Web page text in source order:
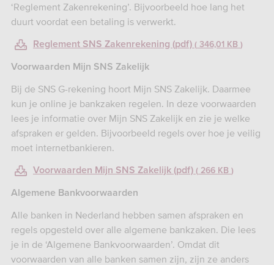
‘Reglement Zakenrekening’. Bijvoorbeeld hoe lang het
duurt voordat een betaling is verwerkt.
Reglement SNS Zakenrekening (pdf) 346,01 KB
Voorwaarden Mijn SNS Zakelijk
Bij de SNS G-rekening hoort Mijn SNS Zakelijk. Daarmee
kun je online je bankzaken regelen. In deze voorwaarden
lees je informatie over Mijn SNS Zakelijk en zie je welke
afspraken er gelden. Bijvoorbeeld regels over hoe je veilig
moet internetbankieren.
Voorwaarden Mijn SNS Zakelijk (pdf) 266 KB
Algemene Bankvoorwaarden
Alle banken in Nederland hebben samen afspraken en
regels opgesteld over alle algemene bankzaken. Die lees
je in de ‘Algemene Bankvoorwaarden’. Omdat dit
voorwaarden van alle banken samen zijn, zijn ze anders